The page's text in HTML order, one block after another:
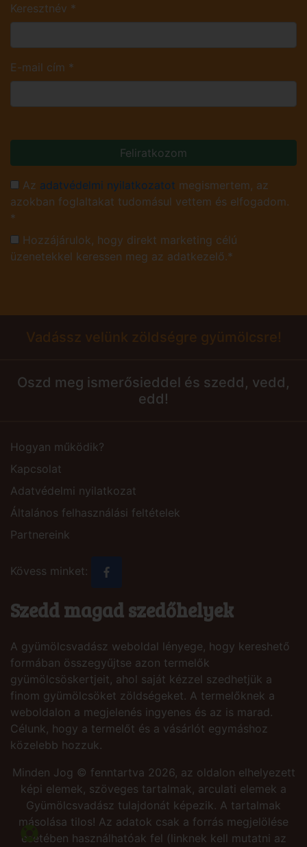
Keresztnév *
E-mail cím *
Feliratkozom
Az adatvédelmi nyilatkozatot megismertem, az
azokban foglaltakat tudomásul vettem és elfogadom.
*
Hozzájárulok, hogy direkt marketing célú
üzenetekkel keressen meg az adatkezelő.*
Vadássz velünk zöldségre gyümölcsre!
Oszd meg ismerősieddel és szedd, vedd,
edd!
Hogyan működik?
Kapcsolat
Adatvédelmi nyilatkozat
Általános felhasználási feltételek
Partnereink
Kövess minket:
Szedd magad szedőhelyek
A gyümölcsvadász weboldal lényege, hogy kereshető
formában összegyűjtse azon termelők
gyümölcsöskertjeit, ahol saját kézzel szedhetjük a
finom gyümölcsöket zöldségeket. A termelőknek a
weboldalon a megjelenés ingyenes és az is marad.
Célunk, hogy a termelőt és a vásárlót egymáshoz
közelebb hozzuk.
Minden Jog © fenntartva 2026, az oldalon elhelyezett
képi elemek, szöveges tartalmak, arculati elemek a
Gyümölcsvadász tulajdonát képezik. A tartalmak
másolása tilos! Az adatok csak a forrás megjelölése
esetében használhatóak fel (linknek kell mutatni az